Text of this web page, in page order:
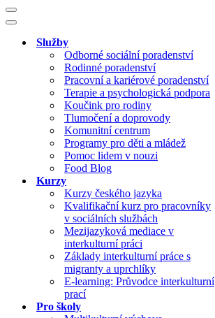
Navigační
menu
Navigační
Služby
Odborné sociální poradenství
Rodinné poradenství
Pracovní a kariérové poradenství
Terapie a psychologická podpora
Koučink pro rodiny
Tlumočení a doprovody
Komunitní centrum
Programy pro děti a mládež
Pomoc lidem v nouzi
Food Blog
Kurzy
Kurzy českého jazyka
Kvalifikační kurz pro pracovníky
v sociálních službách
Mezijazyková mediace v
interkulturní práci
Základy interkulturní práce s
migranty a uprchlíky
E-learning: Průvodce interkulturní
prací
Pro školy